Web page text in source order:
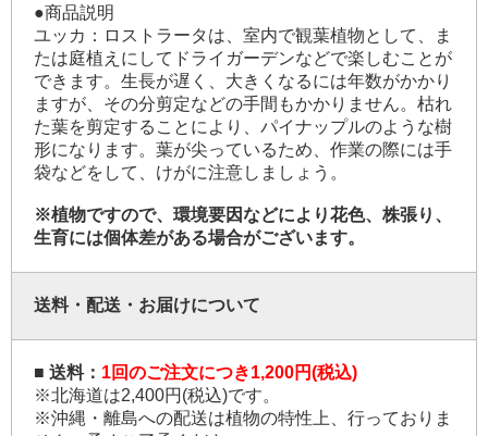
●商品説明
ユッカ：ロストラータは、室内で観葉植物として、ま
たは庭植えにしてドライガーデンなどで楽しむことが
できます。生長が遅く、大きくなるには年数がかかり
ますが、その分剪定などの手間もかかりません。枯れ
た葉を剪定することにより、パイナップルのような樹
形になります。葉が尖っているため、作業の際には手
袋などをして、けがに注意しましょう。
※植物ですので、環境要因などにより花色、株張り、
生育には個体差がある場合がございます。
送料・配送・お届けについて
■ 送料： 1回のご注文につき1,200円(税込)
※北海道は2,400円(税込)です。
※沖縄・離島への配送は植物の特性上、行っておりま